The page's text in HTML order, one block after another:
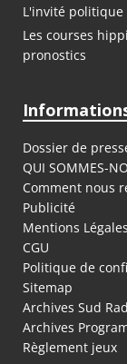
L'invité politique
Les courses
pronostics
Dossier de
QUI SOMMES-
Comment nous
Publicité
Mentions Légales
CGU
Politique de
Sitemap
Archives Sud
Archives
Règlement jeux